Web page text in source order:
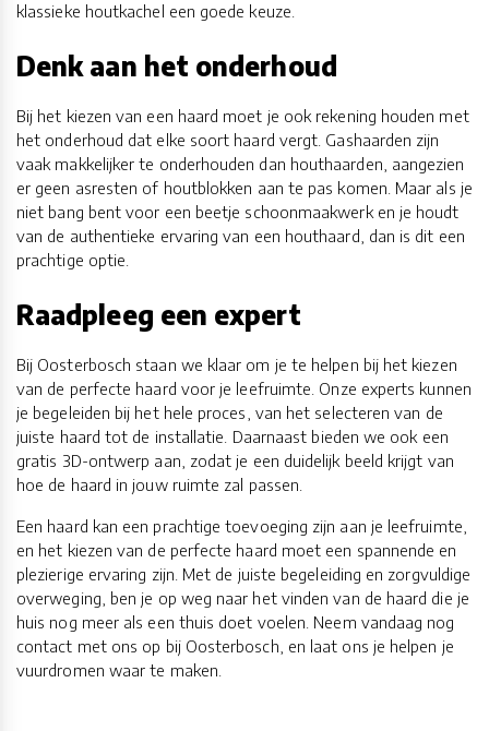
klassieke houtkachel een goede keuze.
Denk aan het onderhoud
Bij het kiezen van een haard moet je ook rekening houden met
het onderhoud dat elke soort haard vergt. Gashaarden zijn
vaak makkelijker te onderhouden dan houthaarden, aangezien
er geen asresten of houtblokken aan te pas komen. Maar als je
niet bang bent voor een beetje schoonmaakwerk en je houdt
van de authentieke ervaring van een houthaard, dan is dit een
prachtige optie.
Raadpleeg een expert
Bij Oosterbosch staan we klaar om je te helpen bij het kiezen
van de perfecte haard voor je leefruimte. Onze experts kunnen
je begeleiden bij het hele proces, van het selecteren van de
juiste haard tot de installatie. Daarnaast bieden we ook een
gratis 3D-ontwerp aan, zodat je een duidelijk beeld krijgt van
hoe de haard in jouw ruimte zal passen.
Een haard kan een prachtige toevoeging zijn aan je leefruimte,
en het kiezen van de perfecte haard moet een spannende en
plezierige ervaring zijn. Met de juiste begeleiding en zorgvuldige
overweging, ben je op weg naar het vinden van de haard die je
huis nog meer als een thuis doet voelen. Neem vandaag nog
contact met ons op bij Oosterbosch, en laat ons je helpen je
vuurdromen waar te maken.